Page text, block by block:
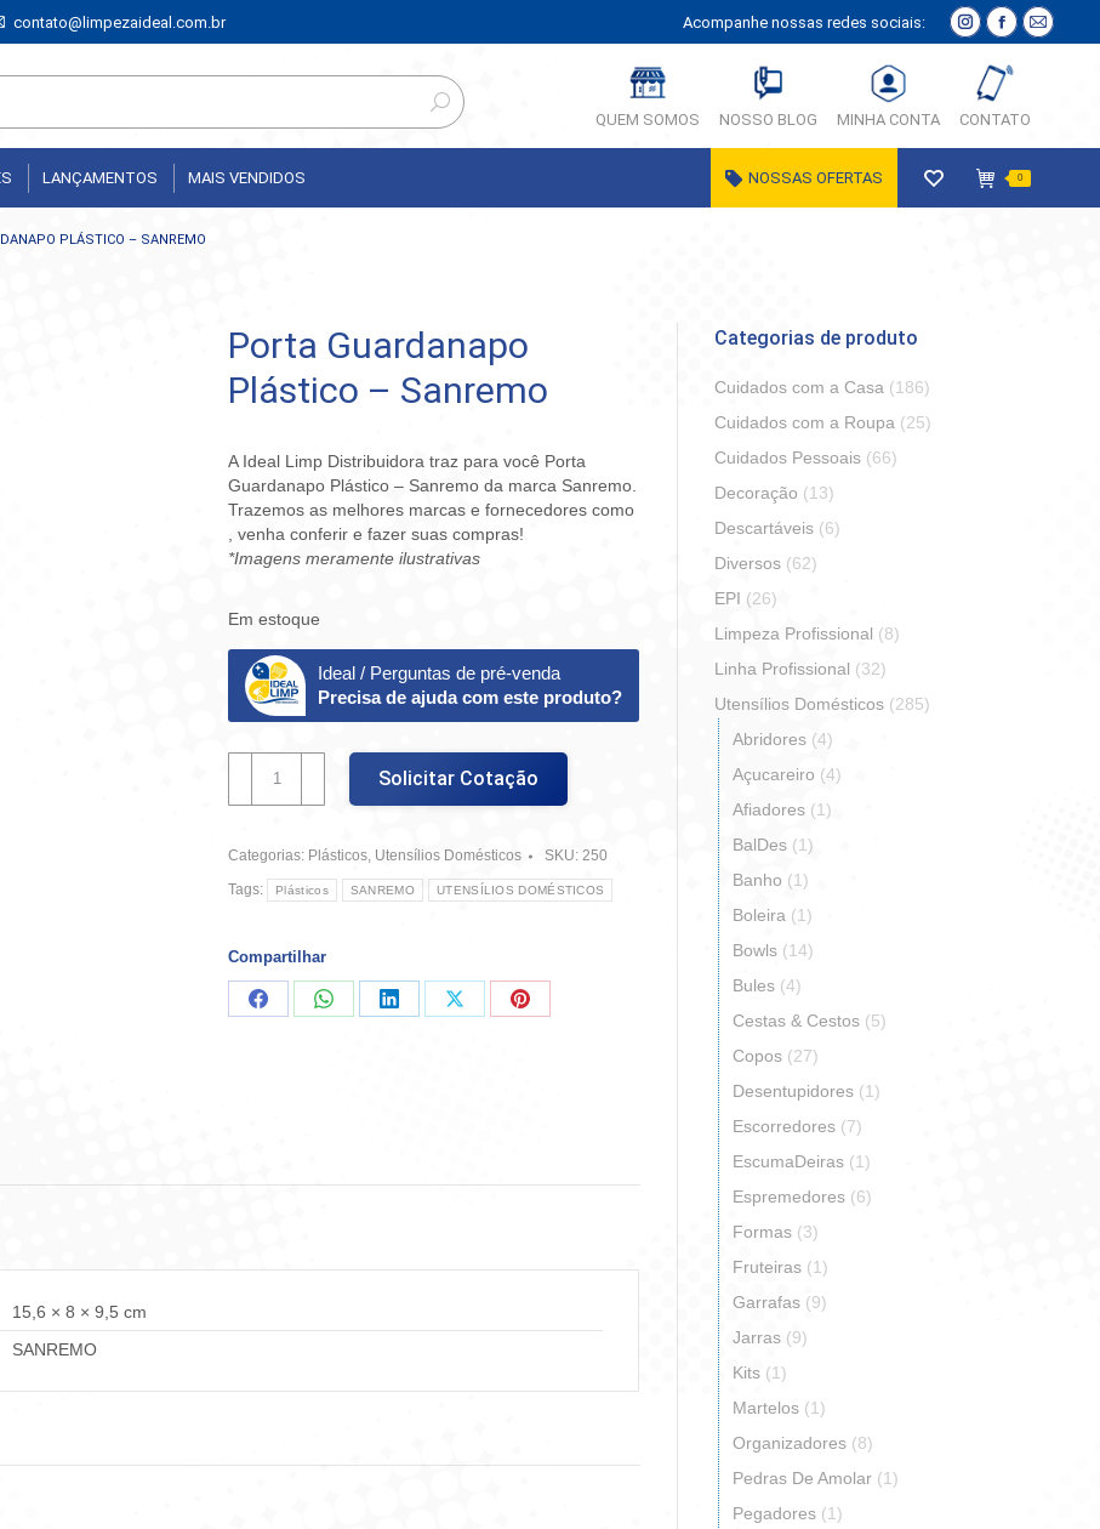
contato@limpezaideal.com.br Acompanhe nossas redes sociais:
Instagram
página
abre
em
janela
Facebook
página
em
janela
E-
QUEM SOMOS NOSSO BLOG MINHA CONTA CONTATO
LANÇAMENTOS MAIS VENDIDOS NOSSAS OFERTAS 0
PLÁSTICO – SANREMO
Porta Guardanapo
Plástico – Sanremo
A Ideal Limp Distribuidora traz para você Porta
Guardanapo Plástico – Sanremo da marca Sanremo.
Trazemos as melhores marcas e fornecedores como
, venha conferir e fazer suas compras!
*Imagens meramente ilustrativas
Em estoque
Ideal / Perguntas de pré-venda
Precisa de ajuda com este produto?
Guardanapo
Plástico
Sanremo
quantidade
Solicitar Cotação
Categorias: Plásticos, Utensílios Domésticos SKU:250
Tags:
Plásticos SANREMO UTENSÍLIOS DOMÉSTICOS
Compartilhar
CompartilharCompartilharCompartilharCompartilharCompartilhar
15,6 × 8 × 9,5 cm
SANREMO
Categorias de produto
Cuidados com a Casa (186)
Cuidados com a Roupa (25)
Cuidados Pessoais (66)
Decoração (13)
Descartáveis (6)
Diversos (62)
EPI (26)
Limpeza Profissional (8)
Linha Profissional (32)
Utensílios Domésticos (285)
Abridores (4)
Açucareiro (4)
Afiadores (1)
BalDes (1)
Banho (1)
Boleira (1)
Bowls (14)
Bules (4)
Cestas & Cestos (5)
Copos (27)
Desentupidores (1)
Escorredores (7)
EscumaDeiras (1)
Espremedores (6)
Formas (3)
Fruteiras (1)
Garrafas (9)
Jarras (9)
Kits (1)
Martelos (1)
Organizadores (8)
Pedras De Amolar (1)
Pegadores (1)